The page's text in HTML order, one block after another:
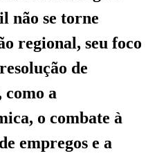
não se torne
regional, seu foco
de
a
o combate à
empregos e a